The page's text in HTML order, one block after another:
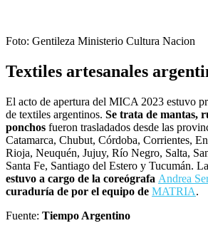
Foto: Gentileza Ministerio Cultura Nacion
Textiles artesanales
El acto de apertura del MICA 2023 estuvo
de textiles argentinos. Se trata de mantas,
ponchos fueron trasladados desde las
Catamarca, Chubut, Córdoba, Corrientes,
Rioja, Neuquén, Jujuy, Río Negro, Salta,
Santa Fe, Santiago del Estero y Tucumán. La
estuvo a cargo de la coreógrafa Andrea
curaduría de por el equipo de MATRIA.
Fuente: Tiempo Argentino